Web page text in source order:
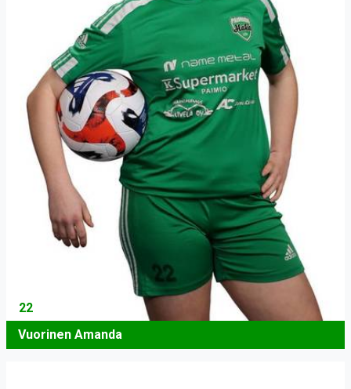
22
Vuorinen Amanda